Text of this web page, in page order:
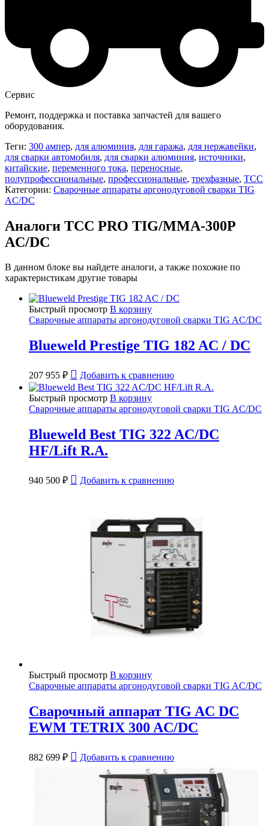
Сервис
Ремонт, поддержка и поставка запчастей для вашего
оборудования.
Теги: 300 ампер, для алюминия, для гаража, для нержавейки,
для сварки автомобиля, для сварки алюминия, источники,
китайские, переменного тока, переносные,
полупрофессиональные, профессиональные, трехфазные, ТСС
Категории: Сварочные аппараты аргонодуговой сварки TIG
AC/DC
Аналоги ТСС PRO TIG/MMA-300P
AC/DC
В данном блоке вы найдете аналоги, а также похожие по
характеристикам другие товары
Быстрый просмотр В корзину
Сварочные аппараты аргонодуговой сварки TIG AC/DC
Blueweld Prestige TIG 182 AC / DC
207 955 ₽ Добавить к сравнению
Быстрый просмотр В корзину
Сварочные аппараты аргонодуговой сварки TIG AC/DC
Blueweld Best TIG 322 AC/DC
HF/Lift R.A.
940 500 ₽ Добавить к сравнению
Быстрый просмотр В корзину
Сварочные аппараты аргонодуговой сварки TIG AC/DC
Сварочный аппарат TIG AC DC
EWM TETRIX 300 AC/DC
882 699 ₽ Добавить к сравнению